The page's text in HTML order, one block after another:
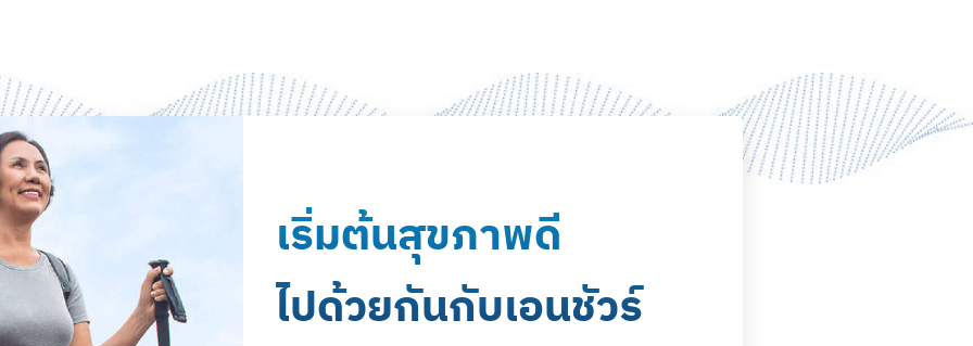
เริ่มต้นสุขภาพดี
ไปด้วยกันกับเอนชัวร์